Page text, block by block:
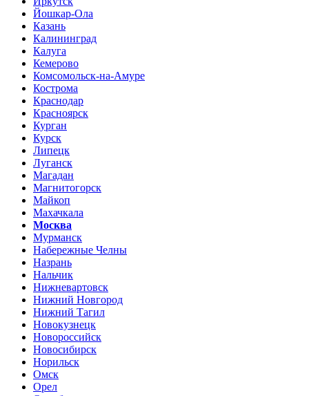
Йошкар-Ола
Казань
Калининград
Калуга
Кемерово
Комсомольск-на-Амуре
Кострома
Краснодар
Красноярск
Курган
Курск
Липецк
Луганск
Магадан
Магнитогорск
Майкоп
Махачкала
Москва
Мурманск
Набережные Челны
Назрань
Нальчик
Нижневартовск
Нижний Новгород
Нижний Тагил
Новокузнецк
Новороссийск
Новосибирск
Норильск
Омск
Орел